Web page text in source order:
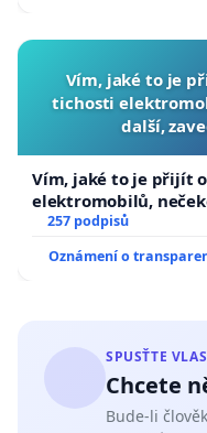
Vím, jaké to je
tichosti
další,
Vím, jaké to je přijít
elektromobilů,
zaveďme slyšitelná
257 podpisů
Oznámení o
SPUSŤTE
Chcete
Bude-li